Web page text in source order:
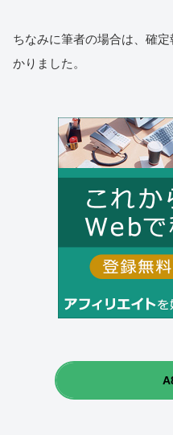
ちなみに筆者の場合は、確
かりました。